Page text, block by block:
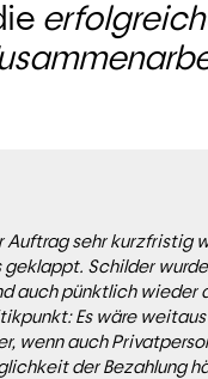
Auftrag sehr kurzfristig
geklappt. Schilder
auch pünktlich wieder
Es wäre weitaus
wenn auch
der Bezahlung